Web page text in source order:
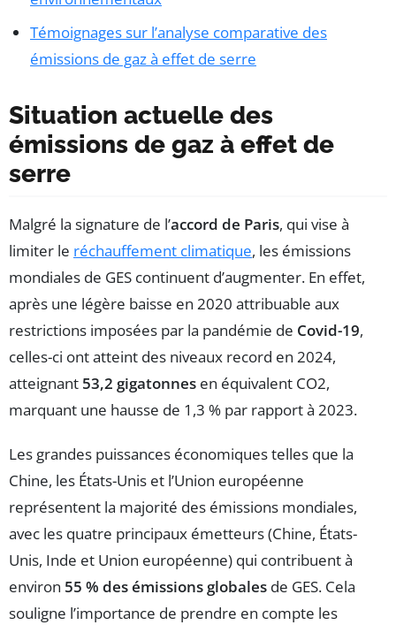
Témoignages sur l’analyse comparative des
émissions de gaz à effet de serre
Situation actuelle des
émissions de gaz à effet de
serre
Malgré la signature de l’accord de Paris, qui vise à
limiter le réchauffement climatique, les émissions
mondiales de GES continuent d’augmenter. En effet,
après une légère baisse en 2020 attribuable aux
restrictions imposées par la pandémie de Covid-19,
celles-ci ont atteint des niveaux record en 2024,
atteignant 53,2 gigatonnes en équivalent CO2,
marquant une hausse de 1,3 % par rapport à 2023.
Les grandes puissances économiques telles que la
Chine, les États-Unis et l’Union européenne
représentent la majorité des émissions mondiales,
avec les quatre principaux émetteurs (Chine, États-
Unis, Inde et Union européenne) qui contribuent à
environ 55 % des émissions globales de GES. Cela
souligne l’importance de prendre en compte les